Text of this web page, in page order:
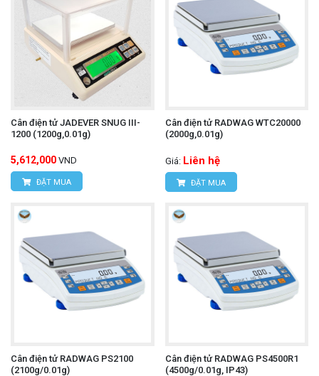
Cân điện tử JADEVER SNUG III-
1200 (1200g,0.01g)
5,612,000 VND
ĐẶT MUA
Cân điện tử RADWAG WTC20000
(2000g,0.01g)
Giá: Liên hệ
ĐẶT MUA
Cân điện tử RADWAG PS2100
(2100g/0.01g)
Cân điện tử RADWAG PS4500R1
(4500g/0.01g, IP43)